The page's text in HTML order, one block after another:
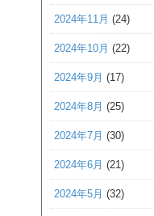
2024年11月 (24)
2024年10月 (22)
2024年9月 (17)
2024年8月 (25)
2024年7月 (30)
2024年6月 (21)
2024年5月 (32)